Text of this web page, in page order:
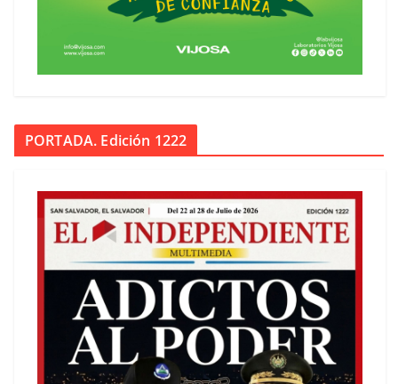
PORTADA. Edición 1222